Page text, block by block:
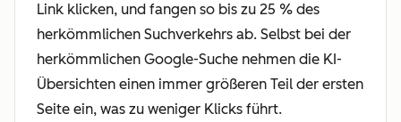
Link klicken, und fangen so bis zu 25 % des
herkömmlichen Suchverkehrs ab. Selbst bei der
herkömmlichen Google-Suche nehmen die KI-
Übersichten einen immer größeren Teil der ersten
Seite ein, was zu weniger Klicks führt.